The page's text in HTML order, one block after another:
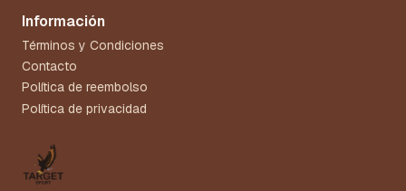
Información
Términos y Condiciones
Contacto
Política de reembolso
Política de privacidad